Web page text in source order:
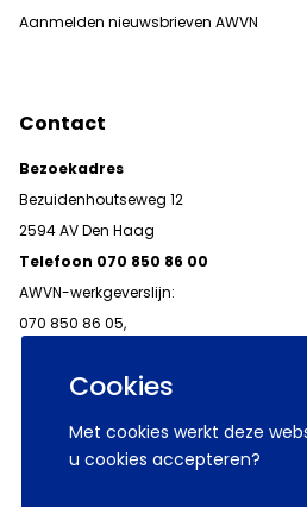
Cookies
Met cookies werkt deze
u cookies accepteren?
Aanmelden nieuwsbrieven AWVN
Contact
Bezoekadres
Bezuidenhoutseweg 12
2594 AV Den Haag
Telefoon 070 850 86 00
AWVN-werkgeverslijn:
070 850 86 05,
© 2026 AWVN